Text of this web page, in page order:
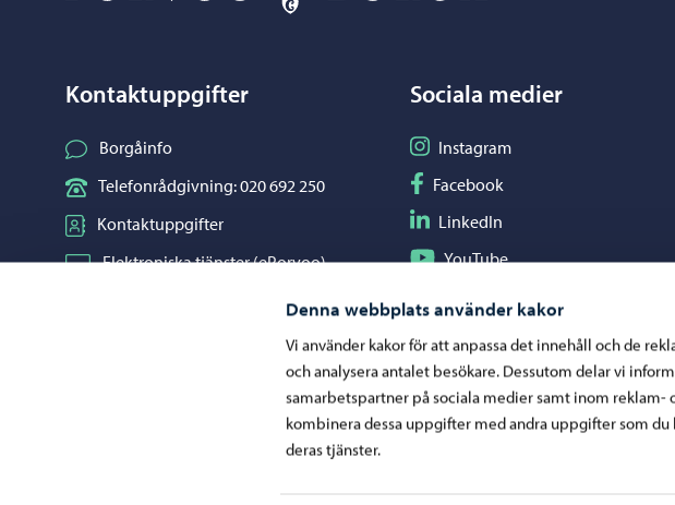
Denna webbplats använder kakor
Vi använder kakor för att anpassa det innehåll och de
och analysera antalet besökare. Dessutom delar vi
samarbetspartner på sociala medier samt inom reklam-
kombinera dessa uppgifter med andra uppgifter som
deras tjänster.
Kontaktuppgifter
Borgåinfo
Telefonrådgivning: 020 692 250
Kontaktuppgifter
Elektroniska tjänster (ePorvoo)
Kartor och lägesinformation
Sociala medier
Följ på Instagram
Instagram
Följ på Facebook
Facebook
Följ på LinkedIn
LinkedIn
Följ på YouTube
YouTube